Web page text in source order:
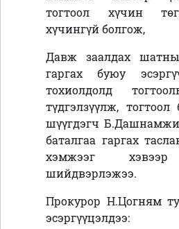
тогтоол хүчин
хүчингүй болгож,
Давж заалдах
гаргах буюу
тохиолдолд
түдгэлзүүлж, тогтоол
шүүгдэгч
баталгаа гаргах
хэмжээг хэвээр
шийдвэрлэжээ.
Прокурор Н.Цогням
эсэргүүцэлдээ: